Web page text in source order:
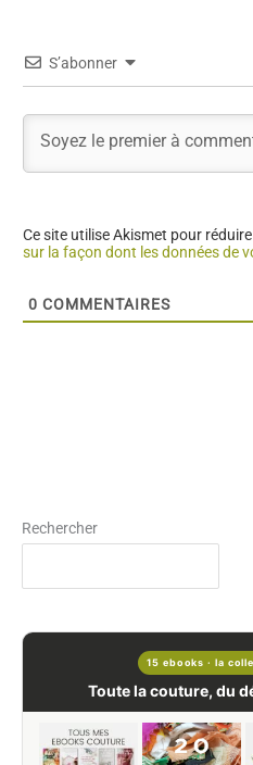
S’abonner
Ce site utilise Akismet pour
sur la façon dont les données de
0 COMMENTAIRES
Rechercher
15 ebooks · la
Toute la couture, du